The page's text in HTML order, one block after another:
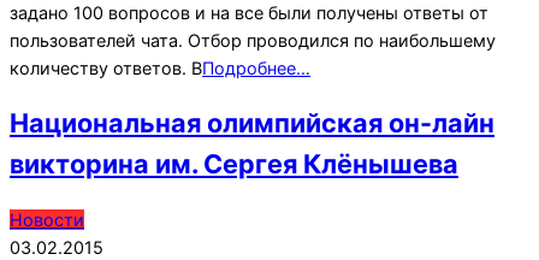
задано 100 вопросов и на все были получены ответы от
пользователей чата. Отбор проводился по наибольшему
количеству ответов. ВПодробнее…
Национальная олимпийская он-лайн
викторина им. Сергея Клёнышева
2015-
02-
Новости
03.02.2015